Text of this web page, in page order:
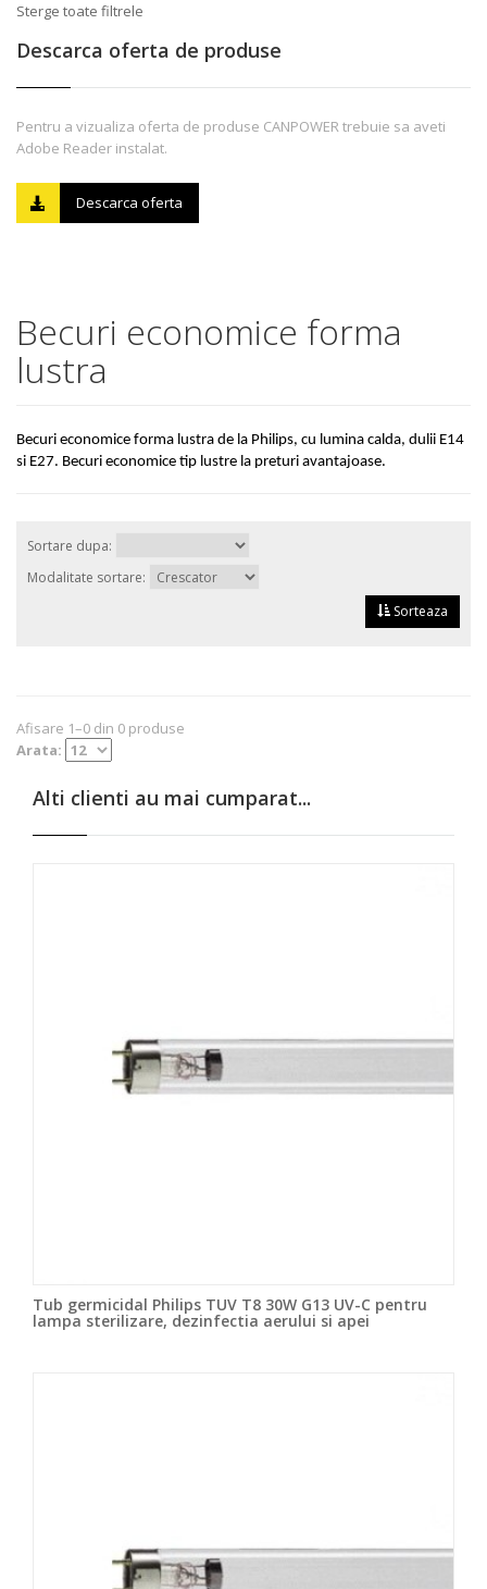
Sterge toate filtrele
Descarca oferta de produse
Pentru a vizualiza oferta de produse CANPOWER trebuie sa aveti
Adobe Reader instalat.
Descarca oferta
Becuri economice forma
lustra
Becuri economice forma lustra de la Philips, cu lumina calda, dulii E14
si E27. Becuri economice tip lustre la preturi avantajoase.
Sortare dupa:
Modalitate sortare:
Sorteaza
Afisare 1–0 din 0 produse
Arata:
Alti clienti au mai cumparat...
Tub germicidal Philips TUV T8 30W G13 UV-C pentru
lampa sterilizare, dezinfectia aerului si apei